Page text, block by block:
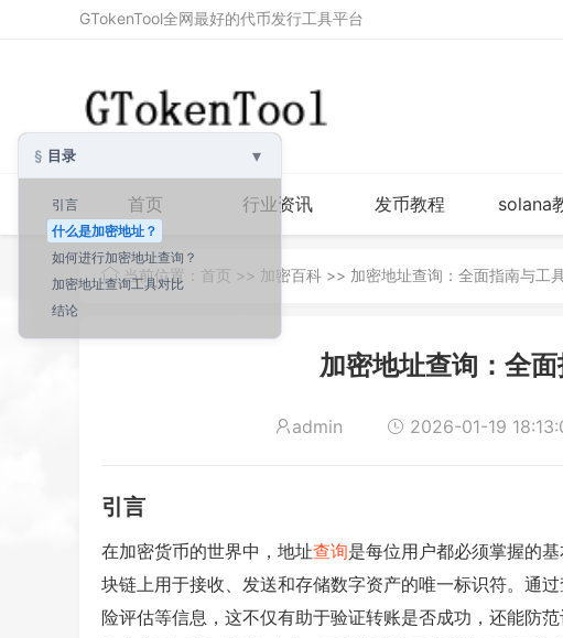
GTokenTool全网最好的代币发行工具平台
首页 行业资讯 发币教程 solana
当前位置： 首页 >> 加密百科 >> 加密地址查询：全面指南与工
加密地址查询：全
admin 2026-01-19
引言
在加密货币的世界中，地址查询是每位用户都必须掌握的基
块链上用于接收、发送和存储数字资产的唯一标识符。通
险评估等信息，这不仅有助于验证转账是否成功，还能防
目录 ▾
引言
什么是加密地址？
如何进行加密地址查询？
加密地址查询工具对比
结论